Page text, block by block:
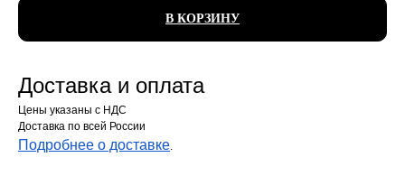
В КОРЗИНУ
Доставка и оплата
Цены указаны с НДС
Доставка по всей России
Подробнее о доставке.